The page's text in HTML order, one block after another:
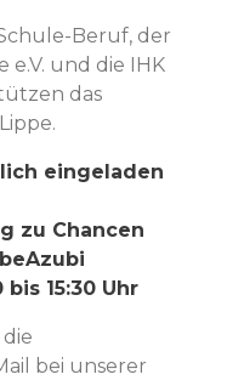
Beruf, der
und die IHK
das
eingeladen
zu Chancen
bis 15:30 Uhr
bei unserer